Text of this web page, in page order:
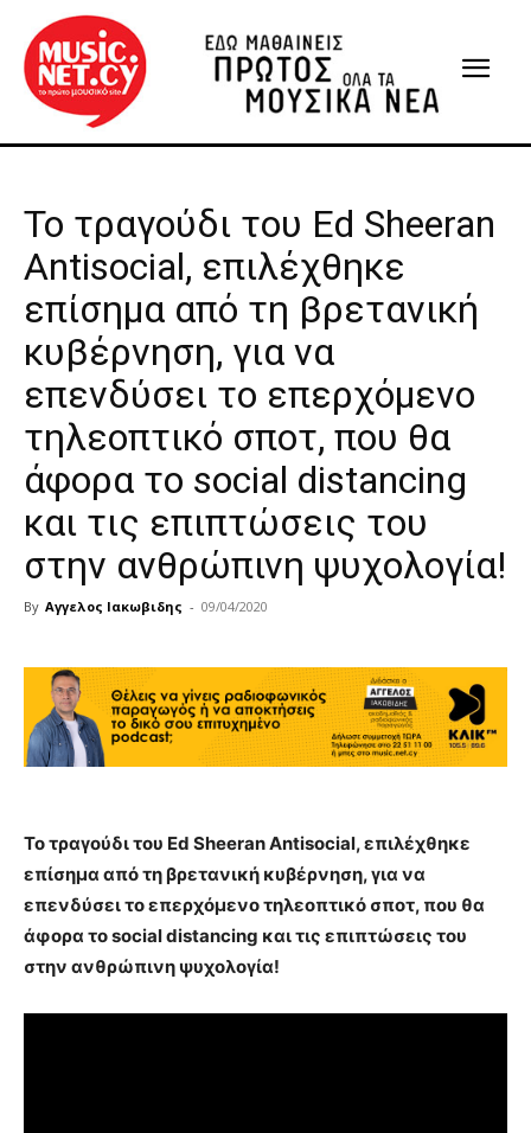
Το τραγούδι του Ed Sheeran
Antisocial, επιλέχθηκε
επίσημα από τη βρετανική
κυβέρνηση, για να
επενδύσει το επερχόμενο
τηλεοπτικό σποτ, που θα
άφορα το social distancing
και τις επιπτώσεις του
στην ανθρώπινη ψυχολογία!
By Αγγελος Ιακωβιδης - 09/04/2020
Το τραγούδι του Ed Sheeran Antisocial, επιλέχθηκε
επίσημα από τη βρετανική κυβέρνηση, για να
επενδύσει το επερχόμενο τηλεοπτικό σποτ, που θα
άφορα το social distancing και τις επιπτώσεις του
στην ανθρώπινη ψυχολογία!